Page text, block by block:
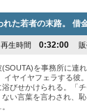
れた若者の末路。 借
再生時間 0:32:00 販
を事務所に連
イヤイヤフェラする彼
びせかけられる。「
い言葉を言わされ、